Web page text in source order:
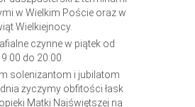
w Wielkim Poście oraz w
Wielkiejnocy.
czynne w piątek od
do 20:00.
solenizantom i jubilatom
życzymy obfitości łask
Matki Najświętszej na